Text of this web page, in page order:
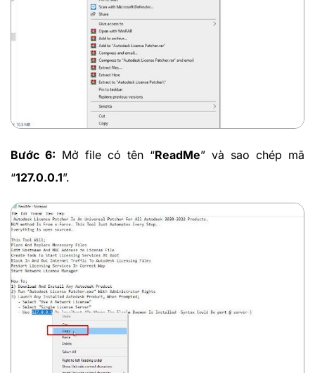
Bước 6: Mở file có tên “ReadMe” và sao chép mã
“127.0.0.1”.